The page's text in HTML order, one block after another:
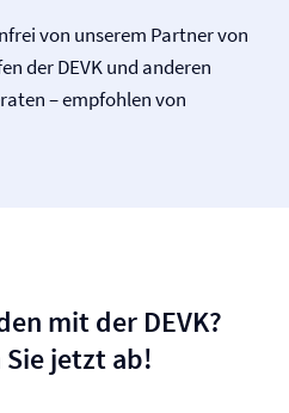
von unserem Partner von
der DEVK und anderen
– empfohlen von
mit der DEVK?
jetzt ab!